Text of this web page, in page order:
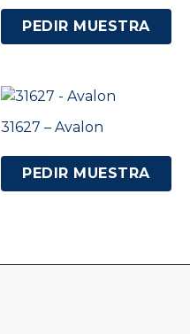
PEDIR MUESTRA
31627 – Avalon
PEDIR MUESTRA